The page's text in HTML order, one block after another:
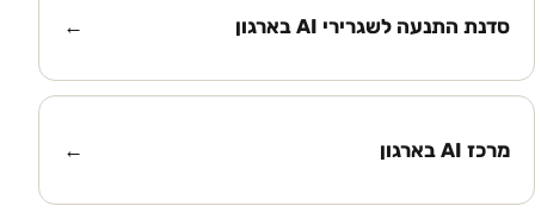
סדנת התנעה לשגרירי AI בארגון ←
מרכז AI בארגון ←